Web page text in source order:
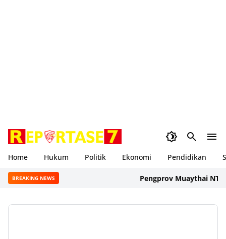
Home Hukum Politik Ekonomi Pendidikan
BREAKING NEWS Pengprov Muaythai NTB